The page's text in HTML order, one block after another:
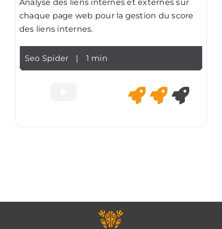
Analyse des liens internes et externes sur
chaque page web pour la gestion du score
des liens internes.
Seo Spider | 1 min